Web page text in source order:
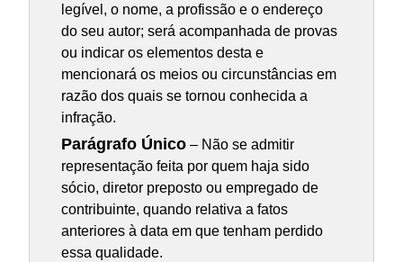
legível, o nome, a profissão e o endereço
do seu autor; será acompanhada de provas
ou indicar os elementos desta e
mencionará os meios ou circunstâncias em
razão dos quais se tornou conhecida a
infração.
Parágrafo Único – Não se admitir
representação feita por quem haja sido
sócio, diretor preposto ou empregado de
contribuinte, quando relativa a fatos
anteriores à data em que tenham perdido
essa qualidade.